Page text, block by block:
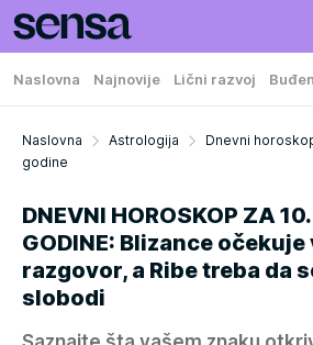
Naslovna Najnovije Lični razvoj
Naslovna Astrologija
Dnevni
godine
DNEVNI HOROSKOP ZA
GODINE: Blizance očekuje
razgovor, a Ribe treba da
slobodi